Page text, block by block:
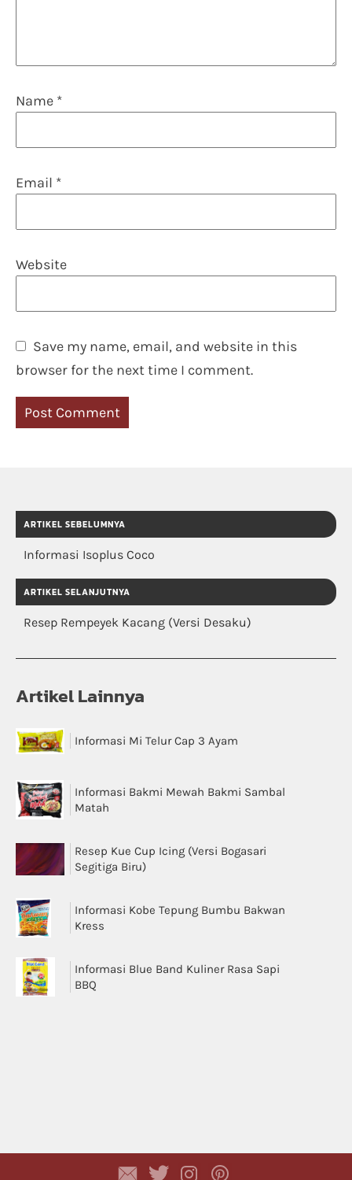
Name *
Email *
Website
Save my name, email, and website in this
browser for the next time I comment.
ARTIKEL SEBELUMNYA
Informasi Isoplus Coco
ARTIKEL SELANJUTNYA
Resep Rempeyek Kacang (Versi Desaku)
Artikel Lainnya
Informasi Mi Telur Cap 3 Ayam
Informasi Bakmi Mewah Bakmi Sambal
Matah
Resep Kue Cup Icing (Versi Bogasari
Segitiga Biru)
Informasi Kobe Tepung Bumbu Bakwan
Kress
Informasi Blue Band Kuliner Rasa Sapi
BBQ